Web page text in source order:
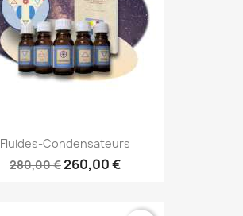
Fluides-Condensateurs
280,00 €260,00 €